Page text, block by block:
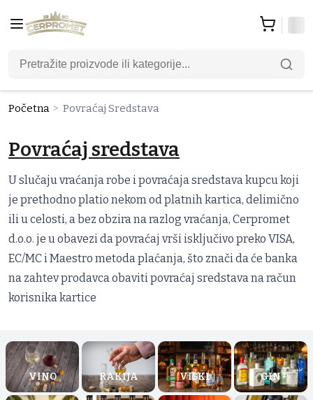
Početna > Povraćaj Sredstava
Povraćaj sredstava
U slučaju vraćanja robe i povraćaja sredstava kupcu koji
je prethodno platio nekom od platnih kartica, delimično
ili u celosti, a bez obzira na razlog vraćanja, Cerpromet
d.o.o. je u obavezi da povraćaj vrši isključivo preko VISA,
EC/MC i Maestro metoda plaćanja, što znači da će banka
na zahtev prodavca obaviti povraćaj sredstava na račun
korisnika kartice
VINO RAKIJA VISKI GIN